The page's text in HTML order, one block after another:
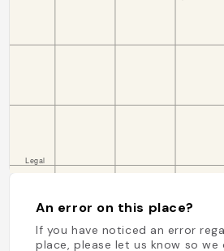
An error on this place?
If you have noticed an error
place, please let us know so we